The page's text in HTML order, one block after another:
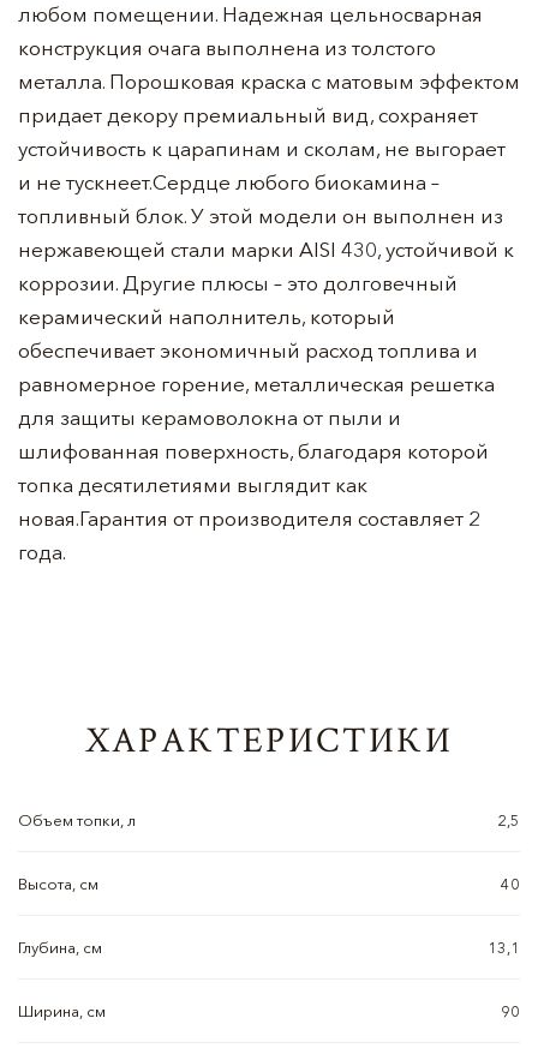
любом помещении. Надежная цельносварная
конструкция очага выполнена из толстого
металла. Порошковая краска с матовым эффектом
придает декору премиальный вид, сохраняет
устойчивость к царапинам и сколам, не выгорает
и не тускнеет.Сердце любого биокамина –
топливный блок. У этой модели он выполнен из
нержавеющей стали марки AISI 430, устойчивой к
коррозии. Другие плюсы – это долговечный
керамический наполнитель, который
обеспечивает экономичный расход топлива и
равномерное горение, металлическая решетка
для защиты керамоволокна от пыли и
шлифованная поверхность, благодаря которой
топка десятилетиями выглядит как
новая.Гарантия от производителя составляет 2
года.
ХАРАКТЕРИСТИКИ
Объем топки, л 2,5
Высота, см 40
Глубина, см 13,1
Ширина, см 90